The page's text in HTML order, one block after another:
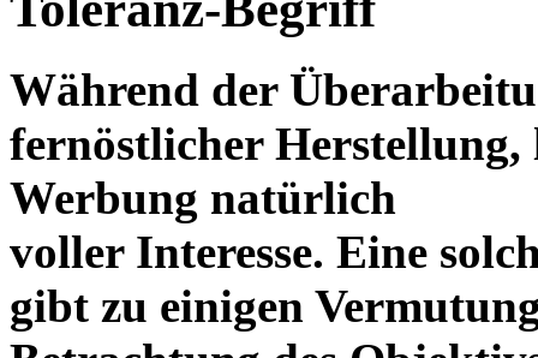
Während der
fernöstlicher Herstellung,
Werbung natürlich
voller Interesse. Eine
gibt zu einigen